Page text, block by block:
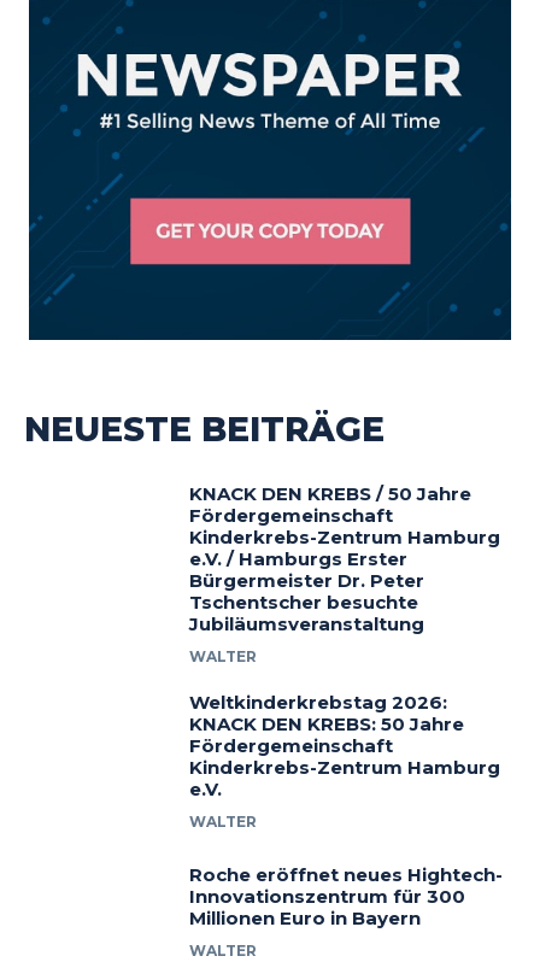
NEUESTE BEITRÄGE
KNACK DEN KREBS / 50 Jahre
Fördergemeinschaft
Kinderkrebs-Zentrum Hamburg
e.V. / Hamburgs Erster
Bürgermeister Dr. Peter
Tschentscher besuchte
Jubiläumsveranstaltung
WALTER
Weltkinderkrebstag 2026:
KNACK DEN KREBS: 50 Jahre
Fördergemeinschaft
Kinderkrebs-Zentrum Hamburg
e.V.
WALTER
Roche eröffnet neues Hightech-
Innovationszentrum für 300
Millionen Euro in Bayern
WALTER